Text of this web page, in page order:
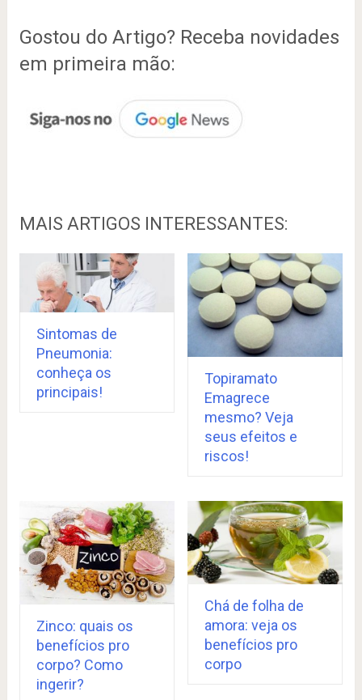
Gostou do Artigo? Receba novidades
em primeira mão:
MAIS ARTIGOS INTERESSANTES:
Sintomas de
Pneumonia:
conheça os
principais!
Topiramato
Emagrece
mesmo? Veja
seus efeitos e
riscos!
Zinco: quais os
benefícios pro
corpo? Como
ingerir?
Chá de folha de
amora: veja os
benefícios pro
corpo